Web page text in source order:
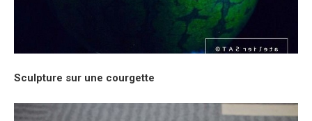
Sculpture sur une courgette